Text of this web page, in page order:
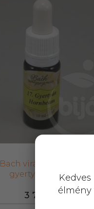
3 724,-
Bach virágeszencia
gyertyán 10 ml
élmény